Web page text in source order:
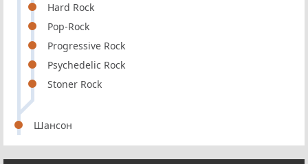
Hard Rock
Pop-Rock
Progressive Rock
Psychedelic Rock
Stoner Rock
Шансон